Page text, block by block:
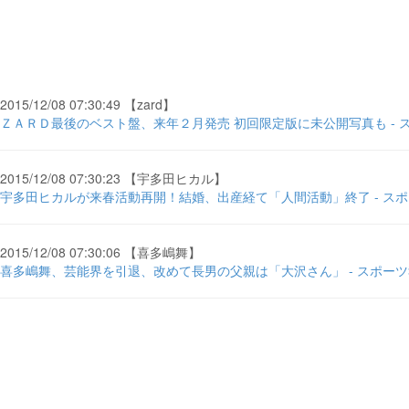
2015/12/08 07:30:49 【zard】
ＺＡＲＤ最後のベスト盤、来年２月発売 初回限定版に未公開写真も -
2015/12/08 07:30:23 【宇多田ヒカル】
宇多田ヒカルが来春活動再開！結婚、出産経て「人間活動」終了 - ス
2015/12/08 07:30:06 【喜多嶋舞】
喜多嶋舞、芸能界を引退、改めて長男の父親は「大沢さん」 - スポー